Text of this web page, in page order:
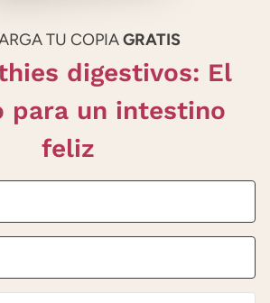
TU COPIAGRATIS
digestivos: El
para un intestino
feliz